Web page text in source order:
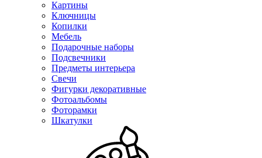
Картины
Ключницы
Копилки
Мебель
Подарочные наборы
Подсвечники
Предметы интерьера
Свечи
Фигурки декоративные
Фотоальбомы
Фоторамки
Шкатулки